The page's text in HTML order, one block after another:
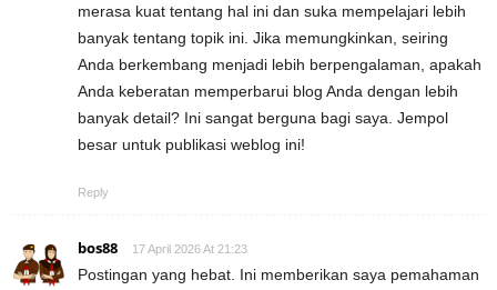
merasa kuat tentang hal ini dan suka mempelajari lebih
banyak tentang topik ini. Jika memungkinkan, seiring
Anda berkembang menjadi lebih berpengalaman, apakah
Anda keberatan memperbarui blog Anda dengan lebih
banyak detail? Ini sangat berguna bagi saya. Jempol
besar untuk publikasi weblog ini!
Reply
bos88 17 April 2026 At 21:23
Postingan yang hebat. Ini memberikan saya pemahaman